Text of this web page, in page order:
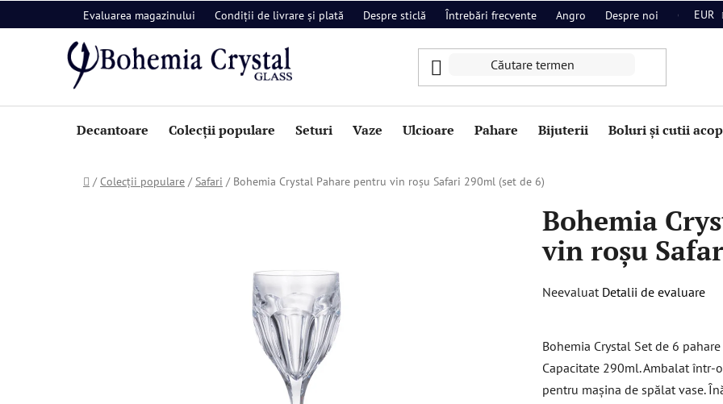
la
Evaluarea magazinului Condiții de livrare și plată Despre sticlă Întrebări frecvente Angro Despre noi Contact
EUR
Decantoare Colecții populare Seturi Vaze Ulcioare Pahare Bijuterii Boluri și cutii
Acasă
/ Colecții populare / Safari / Bohemia Crystal Pahare pentru vin roșu Safari 290ml (set de 6)
Bohemia
vin roșu
Evaluarea
produsului
este
0,0
Neevaluat Detalii de evaluare
Bohemia Crystal Set de 6
Capacitate 290ml. Ambalat într-
pentru mașina de spălat vase.